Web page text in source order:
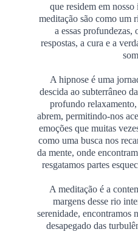
que residem em
meditação são como um
a essas profundezas,
respostas, a cura e a
A hipnose é uma
descida ao subterrâneo
profundo relaxamento,
abrem, permitindo-nos
emoções que muitas
como uma busca nos
da mente, onde
resgatamos partes
A meditação é a
margens desse rio
serenidade, encontramos
desapegado das